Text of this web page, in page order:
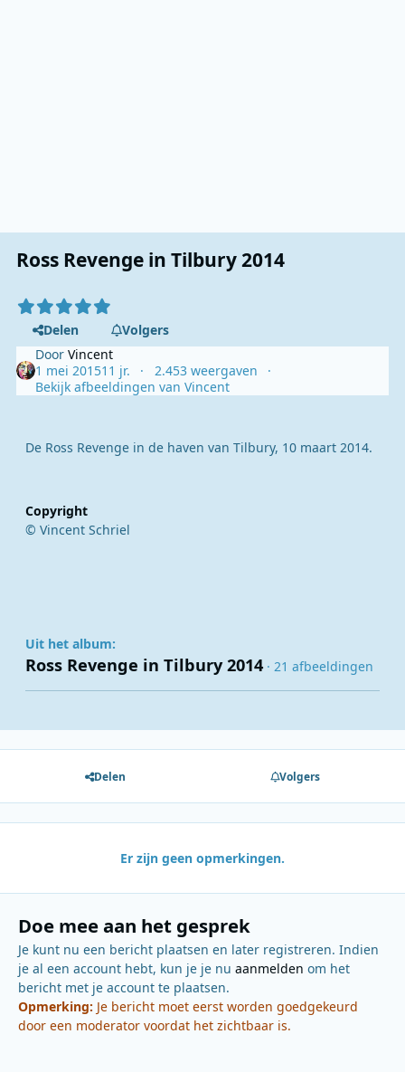
Ross Revenge in Tilbury 2014
Delen
Volgers
DoorVincent
1 mei 201511 jr.
2.453 weergaven
Bekijk afbeeldingen van Vincent
De Ross Revenge in de haven van Tilbury, 10 maart 2014.
Copyright
© Vincent Schriel
Uit het album:
Ross Revenge in Tilbury 2014 · 21 afbeeldingen
Delen Volgers
Er zijn geen opmerkingen.
Doe mee aan het gesprek
Je kunt nu een bericht plaatsen en later registreren. Indien
je al een account hebt, kun je je nu aanmelden om het
bericht met je account te plaatsen.
Opmerking: Je bericht moet eerst worden goedgekeurd
door een moderator voordat het zichtbaar is.